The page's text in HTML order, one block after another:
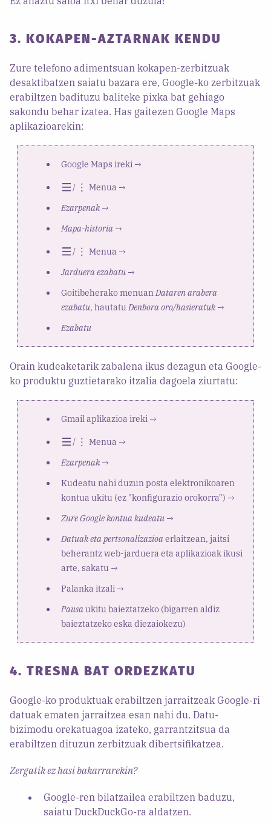
3. KOKAPEN-AZTARNAK KENDU
Zure telefono adimentsuan kokapen-zerbitzuak
desaktibatzen saiatu bazara ere, Google-ko zerbitzuak
erabiltzen badituzu baliteke pixka bat gehiago
sakondu behar izatea. Has gaitezen Google Maps
aplikazioarekin:
Google Maps ireki →
/
Menua →
Ezarpenak→
Mapa-historia→
/
Menua →
Jarduera ezabatu→
Goitibeherako menuanDataren arabera
ezabatu, hautatu Denbora oro/hasieratuk→
Ezabatu
Orain kudeaketarik zabalena ikus dezagun eta Google-
ko produktu guztietarako itzalia dagoela ziurtatu:
Gmail aplikazioa ireki →
/
Menua →
Ezarpenak→
Kudeatu nahi duzun posta elektronikoaren
kontua ukitu (ez "konfigurazio orokorra") →
Zure Google kontua kudeatu→
Datuak eta pertsonalizazioaerlaitzean, jaitsi
beherantz web-jarduera eta aplikazioak ikusi
arte, sakatu →
Palanka itzali →
Pausaukitu baieztatzeko (bigarren aldiz
baieztatzeko eska diezaiokezu)
4. TRESNA BAT ORDEZKATU
Google-ko produktuak erabiltzen jarraitzeak Google-ri
datuak ematen jarraitzea esan nahi du. Datu-
bizimodu orekatuagoa izateko, garrantzitsua da
erabiltzen dituzun zerbitzuak dibertsifikatzea.
Zergatik ez hasi bakarrarekin?
Google-ren bilatzailea erabiltzen baduzu,
saiatu DuckDuckGo-ra aldatzen.